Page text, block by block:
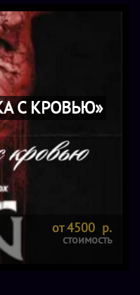
С КРОВЬЮ»
от 4500 р.
стоимость